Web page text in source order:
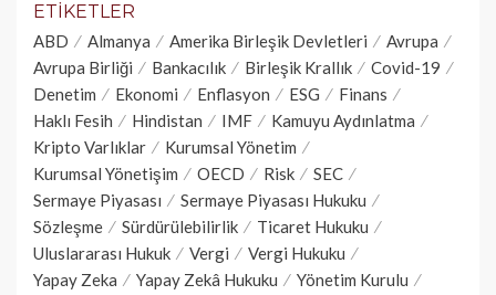
ETIKETLER
ABD Almanya Amerika Birleşik Devletleri
Avrupa
Avrupa Birliği
Bankacılık Birleşik Krallık
Covid-19
Denetim
Ekonomi Enflasyon ESG
Finans
Haklı Fesih
Hindistan IMF
Kamuyu Aydınlatma
Kripto Varlıklar
Kurumsal Yönetim
Kurumsal Yönetişim
OECD Risk
SEC
Sermaye Piyasası
Sermaye Piyasası Hukuku
Sözleşme
Sürdürülebilirlik
Ticaret Hukuku
Uluslararası Hukuk
Vergi
Vergi Hukuku
Yapay Zeka
Yapay Zekâ Hukuku
Yönetim Kurulu